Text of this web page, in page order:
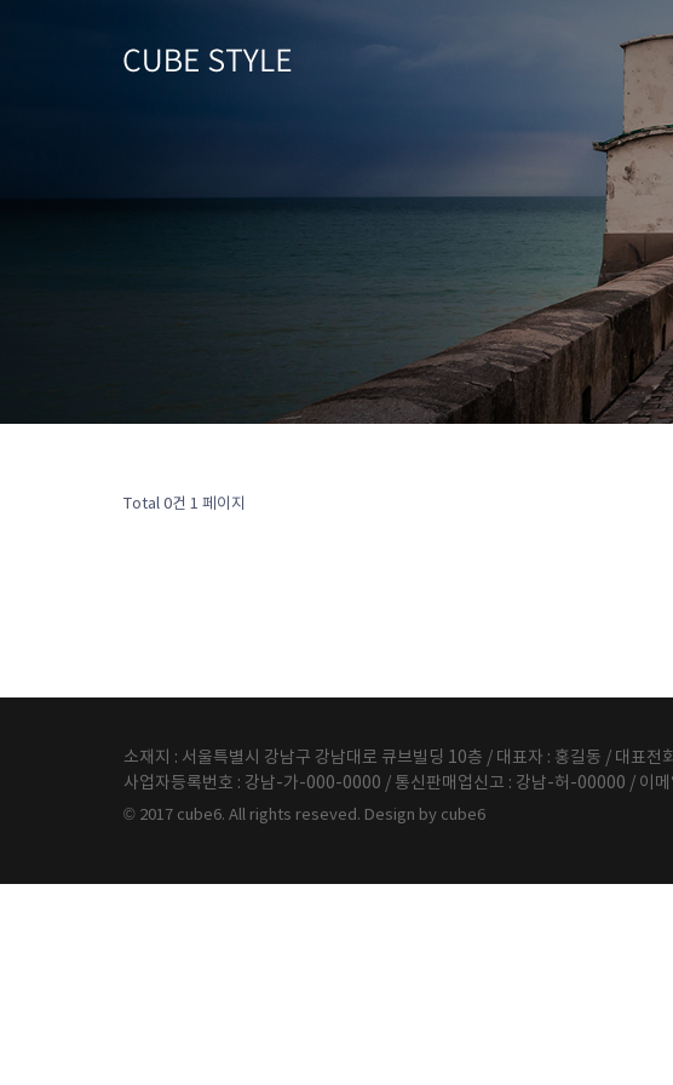
Total 0건 1 페이지
소재지 : 서울특별시 강남구 강남대로 큐브빌딩 10층 / 대표자 : 홍길동 / 대표
사업자등록번호 : 강남-가-000-0000 / 통신판매업신고 : 강남-허-00000 / 이
© 2017 cube6. All rights reseved. Design by cube6